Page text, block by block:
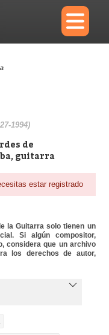
×
Diccionario
Reproductor
1994)
de
guitarra
estar registrado
la Guitarra solo tienen un
Si algún compositor,
considera que un archivo
los derechos de autor,